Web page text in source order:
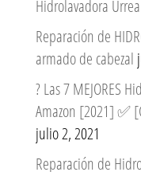
Hidrolavadora
Reparación de
armado de cabezal
? Las 7 MEJORES
Amazon [2021] ✅
julio 2, 2021
Reparación de